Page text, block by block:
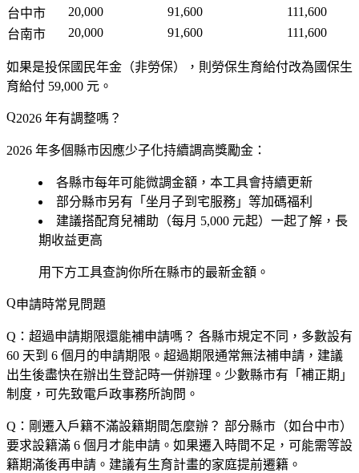
台中市
20,000 91,600
111,600
台南市
20,000 91,600 111,600
如果是投保國民年金（非勞保），則勞保生育給付改為國保生
育給付 59,000 元。
2026 年有調整嗎？
2026 年多個縣市因應少子化持續調高獎勵金：
各縣市每年可能微調金額，本工具會持續更新
部分縣市另有「坐月子到宅服務」等加碼福利
建議搭配育兒補助（每月 5,000 元起）一起了解，長
期收益更高
用下方工具查詢你所在縣市的最新金額。
申請時常見問題
Q：超過申請期限還能補申請嗎？ 各縣市規定不同，多數設有
60 天到 6 個月的申請期限。超過期限通常無法補申請 ，建議
出生後盡快在辦出生登記時一併辦理。少數縣市有「補正期」
制度，可先致電戶政事務所詢問。
Q：剛遷入戶籍不滿設籍期間怎麼辦？ 部分縣市（如台中市）
要求設籍滿 6 個月才能申請。如果遷入時間不足，可能需等設
籍期滿後再申請。建議有生育計畫的家庭提前遷籍 。